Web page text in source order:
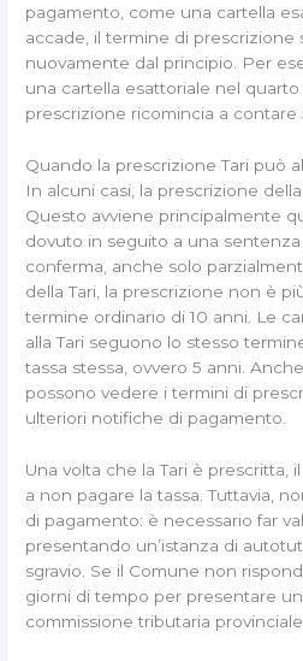
pagamento, come una cartella
accade, il termine di prescrizione
nuovamente dal principio. Per
una cartella esattoriale nel
prescrizione ricomincia a contare
Quando la prescrizione Tari può
In alcuni casi, la prescrizione
Questo avviene principalmente
dovuto in seguito a una
conferma, anche solo
della Tari, la prescrizione non è
termine ordinario di 10 anni. Le
alla Tari seguono lo stesso
tassa stessa, ovvero 5 anni.
possono vedere i termini di
ulteriori notifiche di pagamento.
Una volta che la Tari è prescritta,
a non pagare la tassa. Tuttavia,
di pagamento: è necessario far
presentando un’istanza di
sgravio. Se il Comune non
giorni di tempo per presentare
commissione tributaria provinciale.